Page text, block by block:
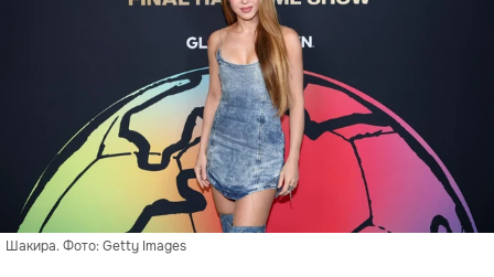
Шакира. Фото: Getty Images